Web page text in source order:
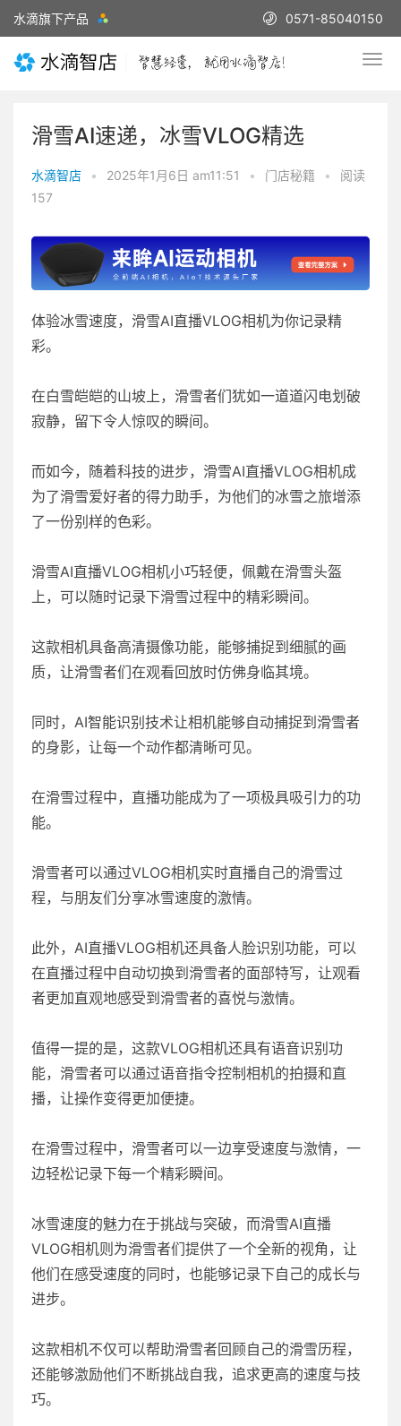
水滴旗下产品 0571-85040150
滑雪AI速递，冰雪VLOG精选
水滴智店 • 2025年1月6日 am11:51 • 门店秘籍 •
阅读
157
体验冰雪速度，滑雪AI直播VLOG相机为你记录精
彩。
在白雪皑皑的山坡上，滑雪者们犹如一道道闪电划破
寂静，留下令人惊叹的瞬间。
而如今，随着科技的进步，滑雪AI直播VLOG相机成
为了滑雪爱好者的得力助手，为他们的冰雪之旅增添
了一份别样的色彩。
滑雪AI直播VLOG相机小巧轻便，佩戴在滑雪头盔
上，可以随时记录下滑雪过程中的精彩瞬间。
这款相机具备高清摄像功能，能够捕捉到细腻的画
质，让滑雪者们在观看回放时仿佛身临其境。
同时，AI智能识别技术让相机能够自动捕捉到滑雪者
的身影，让每一个动作都清晰可见。
在滑雪过程中，直播功能成为了一项极具吸引力的功
能。
滑雪者可以通过VLOG相机实时直播自己的滑雪过
程，与朋友们分享冰雪速度的激情。
此外，AI直播VLOG相机还具备人脸识别功能，可以
在直播过程中自动切换到滑雪者的面部特写，让观看
者更加直观地感受到滑雪者的喜悦与激情。
值得一提的是，这款VLOG相机还具有语音识别功
能，滑雪者可以通过语音指令控制相机的拍摄和直
播，让操作变得更加便捷。
在滑雪过程中，滑雪者可以一边享受速度与激情，一
边轻松记录下每一个精彩瞬间。
冰雪速度的魅力在于挑战与突破，而滑雪AI直播
VLOG相机则为滑雪者们提供了一个全新的视角，让
他们在感受速度的同时，也能够记录下自己的成长与
进步。
这款相机不仅可以帮助滑雪者回顾自己的滑雪历程，
还能够激励他们不断挑战自我，追求更高的速度与技
巧。